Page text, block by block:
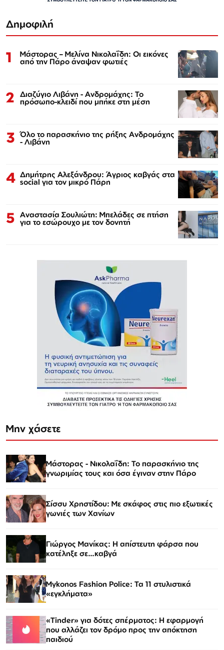
Δημοφιλή
1 Μάστορας – Μελίνα Νικολαΐδη: Οι εικόνες
από την Πάρο άναψαν φωτιές
2 Διαζύγιο Λιβάνη - Ανδρομάχης: Το
πρόσωπο-κλειδί που μπήκε στη μέση
3 Όλο το παρασκήνιο της ρήξης Ανδρομάχης
- Λιβάνη
4 Δημήτρης Αλεξάνδρου: Άγριος καβγάς στα
social για τον μικρό Πάρη
5 Αναστασία Σουλιώτη: Μπελάδες σε πτήση
για το εσώρουχο με τον δονητή
Μην χάσετε
Μάστορας - Νικολαΐδη: Το παρασκήνιο της
γνωριμίας τους και όσα έγιναν στην Πάρο
Σίσσυ Χρηστίδου: Με σκάφος στις πιο εξωτικές
γωνιές των Χανίων
Γιώργος Μανίκας: Η απίστευτη φάρσα που
κατέληξε σε…καβγά
Mykonos Fashion Police: Τα 11 στυλιστικά
«εγκλήματα»
«Tinder» για δότες σπέρματος: Η εφαρμογή
που αλλάζει τον δρόμο προς την απόκτηση
παιδιού